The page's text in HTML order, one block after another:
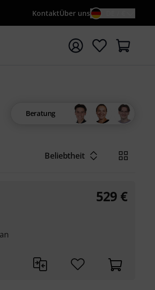
KontaktÜber uns
starten
Beratung
Beliebtheit
529 €